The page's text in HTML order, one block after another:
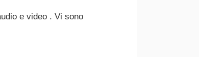
e video . Vi sono